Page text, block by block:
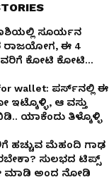
ಸೂರ್ಯನ
ರಾಜಯೋಗ, ಈ 4
ಕೋಟಿ ಕೋಟಿ
wallet: ಪರ್ಸ್‌ನಲ್ಲಿ ಈ
ಆ ವಸ್ತು
ಯಾಕೆಂದು ತಿಳ್ಕೊಳ್ಳಿ
ಹಚ್ಚುವ ಮೆಹಂದಿ ಗಾಢ
ಸುಲಭದ ಟಿಪ್ಸ್​
ಮಾಡಿ ಅಂದ ನೋಡಿ